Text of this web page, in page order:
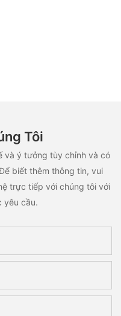
Tôi
và ý tưởng tùy chỉnh và có
biết thêm thông tin, vui
trực tiếp với chúng tôi với
yêu cầu.